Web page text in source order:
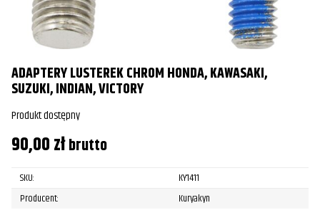
ADAPTERY LUSTEREK CHROM HONDA, KAWASAKI,
SUZUKI, INDIAN, VICTORY
Produkt dostępny
90,00złbrutto
SKU:
KY1411
Producent:
Kuryakyn